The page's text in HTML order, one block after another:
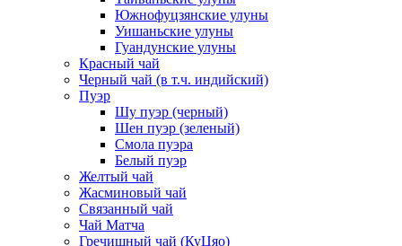
Южнофуцзянские улуны
Уишаньские улуны
Гуандунские улуны
Красный чай
Черный чай (в т.ч. индийский)
Пуэр
Шу пуэр (черный)
Шен пуэр (зеленый)
Смола пуэра
Белый пуэр
Желтый чай
Жасминовый чай
Связанный чай
Чай Матча
Гречишный чай (КуЦяо)